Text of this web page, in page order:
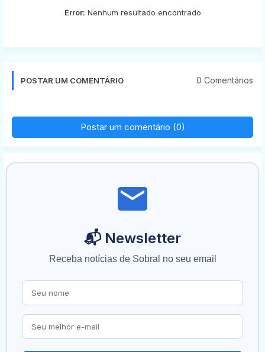
Error: Nenhum resultado encontrado
POSTAR UM COMENTÁRIO 0 Comentários
Postar um comentário (0)
📬 Newsletter
Receba notícias de Sobral no seu email